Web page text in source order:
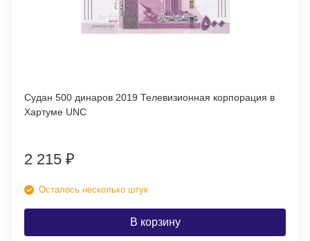
Судан 500 динаров 2019 Телевизионная корпорация в
Хартуме UNC
2 215 ₽
Осталось несколько штук
В корзину